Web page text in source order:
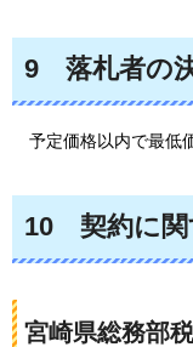
9 落札者の
予定価格以内で最低
10 契約に
宮崎県総務部